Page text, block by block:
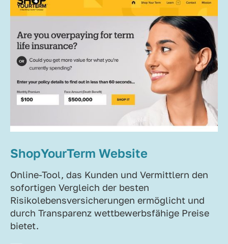
ShopYourTerm Website
Online-Tool, das Kunden und Vermittlern den
sofortigen Vergleich der besten
Risikolebensversicherungen ermöglicht und
durch Transparenz wettbewerbsfähige Preise
bietet.